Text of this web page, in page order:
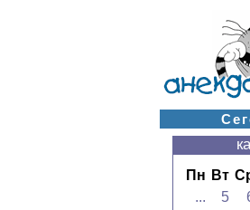
Пн Вт
...
5